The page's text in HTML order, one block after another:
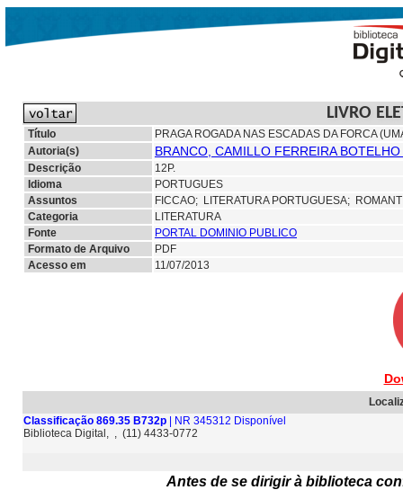
LIVRO
Título
PRAGA ROGADA NAS ESCADAS DA FORCA
Autoria(s)
BRANCO, CAMILLO FERREIRA
Descrição
12P.
Idioma
PORTUGUES
Assuntos
FICCAO; LITERATURA PORTUGUESA;
Categoria
LITERATURA
Fonte
PORTAL DOMINIO PUBLICO
Formato de Arquivo
PDF
Acesso em
11/07/2013
Classificação 869.35 B732p | NR 345312 Disponível
Biblioteca Digital, , (11) 4433-0772
Antes de se dirigir à biblioteca